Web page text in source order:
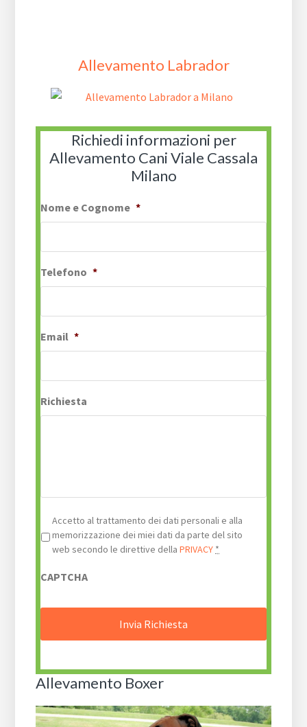
Allevamento Labrador
Richiedi informazioni per
Allevamento Cani Viale Cassala
Milano
Nome e Cognome *
Telefono *
Email *
Richiesta
Privacy *
Accetto al trattamento dei dati personali e alla
memorizzazione dei miei dati da parte del sito
web secondo le direttive dellaPRIVACY *
CAPTCHA
Allevamento Boxer